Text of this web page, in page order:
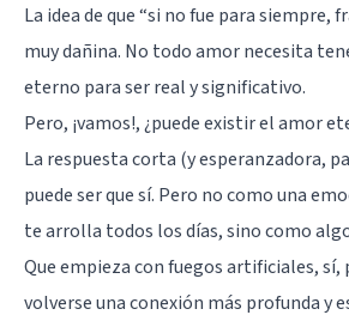
La idea de que “si no fue para siempre,
muy dañina. No todo amor necesita
eterno para ser real y significativo.
Pero, ¡vamos!, ¿puede existir el amor
La respuesta corta (y esperanzadora,
puede ser que sí. Pero no como una
te arrolla todos los días, sino como
Que empieza con fuegos artificiales, sí,
volverse una conexión más profunda y